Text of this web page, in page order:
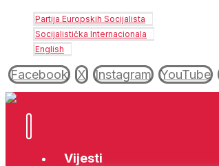
Partija Europskih Socijalista
Socijalistička Internacionala
English
Facebook X Instagram YouTube
Vijesti